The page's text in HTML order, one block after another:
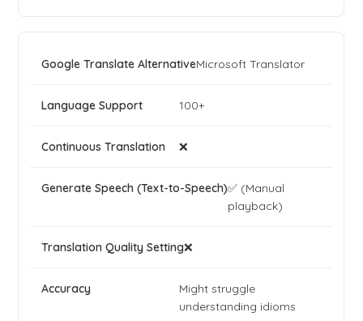
Microsoft Translator
100+
❌
✅ (Manual
playback)
❌
Might struggle
understanding idioms